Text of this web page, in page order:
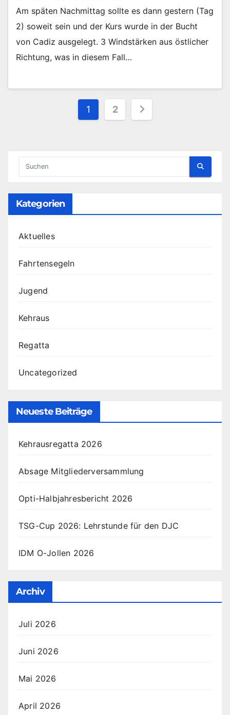
Am späten Nachmittag sollte es dann gestern (Tag
2) soweit sein und der Kurs wurde in der Bucht
von Cadiz ausgelegt. 3 Windstärken aus östlicher
Richtung, was in diesem Fall…
1 2
Kategorien
Aktuelles
Fahrtensegeln
Jugend
Kehraus
Regatta
Uncategorized
Neueste Beiträge
Kehrausregatta 2026
Absage Mitgliederversammlung
Opti-Halbjahresbericht 2026
TSG-Cup 2026: Lehrstunde für den DJC
IDM O-Jollen 2026
Archiv
Juli 2026
Juni 2026
Mai 2026
April 2026